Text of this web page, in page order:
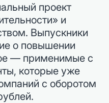
проект
и
Выпускники
о повышении
— применимые с
которые уже
с оборотом